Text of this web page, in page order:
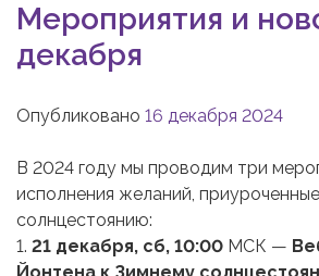
Мероприятия и
декабря
Опубликовано 16 декабря 2024
В 2024 году мы проводим три
исполнения желаний,
солнцестоянию:
1. 21 декабря, сб, 10:00 МСК —